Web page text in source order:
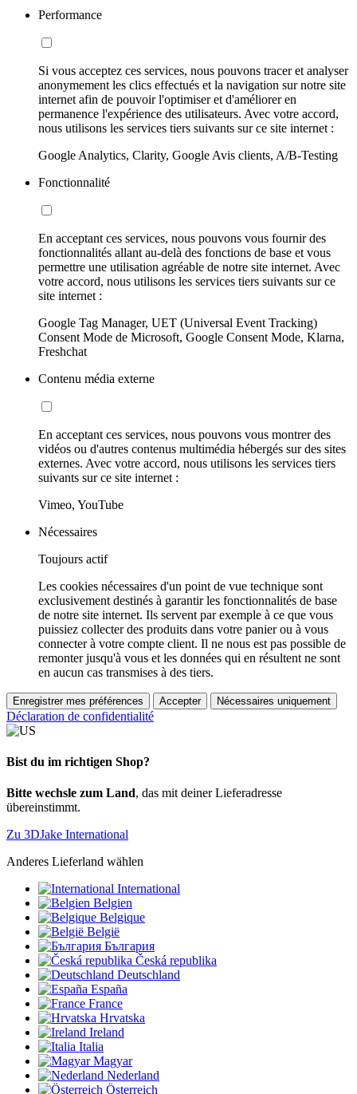
Performance
Si vous acceptez ces services, nous pouvons tracer et analyser
anonymement les clics effectués et la navigation sur notre site
internet afin de pouvoir l'optimiser et d'améliorer en
permanence l'expérience des utilisateurs. Avec votre accord,
nous utilisons les services tiers suivants sur ce site internet :
Google Analytics, Clarity, Google Avis clients, A/B-Testing
Fonctionnalité
En acceptant ces services, nous pouvons vous fournir des
fonctionnalités allant au-delà des fonctions de base et vous
permettre une utilisation agréable de notre site internet. Avec
votre accord, nous utilisons les services tiers suivants sur ce
site internet :
Google Tag Manager, UET (Universal Event Tracking)
Consent Mode de Microsoft, Google Consent Mode, Klarna,
Freshchat
Contenu média externe
En acceptant ces services, nous pouvons vous montrer des
vidéos ou d'autres contenus multimédia hébergés sur des sites
externes. Avec votre accord, nous utilisons les services tiers
suivants sur ce site internet :
Vimeo, YouTube
Nécessaires
Toujours actif
Les cookies nécessaires d'un point de vue technique sont
exclusivement destinés à garantir les fonctionnalités de base
de notre site internet. Ils servent par exemple à ce que vous
puissiez collecter des produits dans votre panier ou à vous
connecter à votre compte client. Il ne nous est pas possible de
remonter jusqu'à vous et les données qui en résultent ne sont
en aucun cas transmises à des tiers.
Enregistrer mes préférences Accepter Nécessaires uniquement
Déclaration de confidentialité
Bist du im richtigen Shop?
Bitte wechsle zum Land, das mit deiner Lieferadresse
übereinstimmt.
Zu 3DJake International
Anderes Lieferland wählen
International
Belgien
Belgique
België
България
Česká republika
Deutschland
España
France
Hrvatska
Ireland
Italia
Magyar
Nederland
Österreich